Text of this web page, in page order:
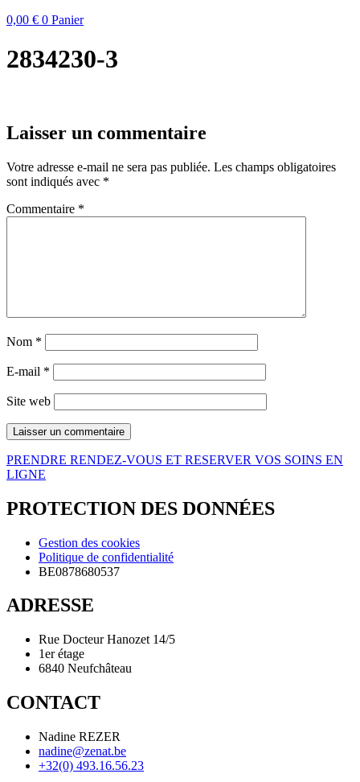
0,00 € 0 Panier
2834230-3
Laisser un commentaire
Votre adresse e-mail ne sera pas publiée. Les champs obligatoires
sont indiqués avec *
Commentaire *
Nom *
E-mail *
Site web
PRENDRE RENDEZ-VOUS ET RESERVER VOS SOINS EN
LIGNE
PROTECTION DES DONNÉES
Gestion des cookies
Politique de confidentialité
BE0878680537
ADRESSE
Rue Docteur Hanozet 14/5
1er étage
6840 Neufchâteau
CONTACT
Nadine REZER
nadine@zenat.be
+32(0) 493.16.56.23